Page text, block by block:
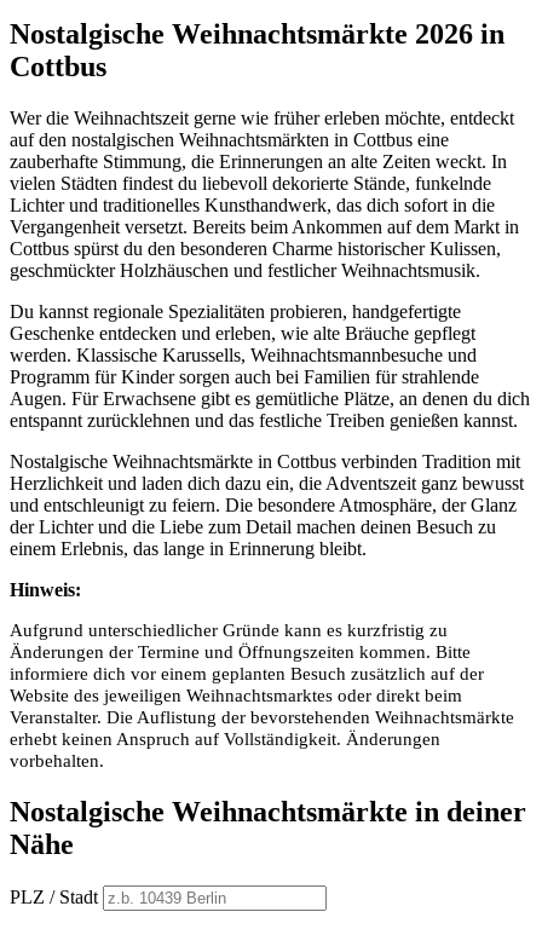
Nostalgische Weihnachtsmärkte 2026 in
Cottbus
Wer die Weihnachtszeit gerne wie früher erleben möchte, entdeckt
auf den nostalgischen Weihnachtsmärkten in Cottbus eine
zauberhafte Stimmung, die Erinnerungen an alte Zeiten weckt. In
vielen Städten findest du liebevoll dekorierte Stände, funkelnde
Lichter und traditionelles Kunsthandwerk, das dich sofort in die
Vergangenheit versetzt. Bereits beim Ankommen auf dem Markt in
Cottbus spürst du den besonderen Charme historischer Kulissen,
geschmückter Holzhäuschen und festlicher Weihnachtsmusik.
Du kannst regionale Spezialitäten probieren, handgefertigte
Geschenke entdecken und erleben, wie alte Bräuche gepflegt
werden. Klassische Karussells, Weihnachtsmannbesuche und
Programm für Kinder sorgen auch bei Familien für strahlende
Augen. Für Erwachsene gibt es gemütliche Plätze, an denen du dich
entspannt zurücklehnen und das festliche Treiben genießen kannst.
Nostalgische Weihnachtsmärkte in Cottbus verbinden Tradition mit
Herzlichkeit und laden dich dazu ein, die Adventszeit ganz bewusst
und entschleunigt zu feiern. Die besondere Atmosphäre, der Glanz
der Lichter und die Liebe zum Detail machen deinen Besuch zu
einem Erlebnis, das lange in Erinnerung bleibt.
Hinweis:
Aufgrund unterschiedlicher Gründe kann es kurzfristig zu
Änderungen der Termine und Öffnungszeiten kommen. Bitte
informiere dich vor einem geplanten Besuch zusätzlich auf der
Website des jeweiligen Weihnachtsmarktes oder direkt beim
Veranstalter. Die Auflistung der bevorstehenden Weihnachtsmärkte
erhebt keinen Anspruch auf Vollständigkeit. Änderungen
vorbehalten.
Nostalgische Weihnachtsmärkte in deiner
Nähe
PLZ / Stadt